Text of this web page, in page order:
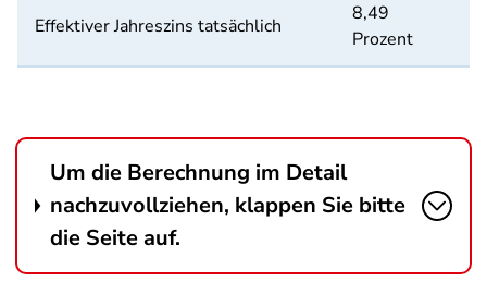
Effektiver Jahreszins tatsächlich
8,49
Prozent
Um die Berechnung im Detail
nachzuvollziehen, klappen Sie bitte
die Seite auf.